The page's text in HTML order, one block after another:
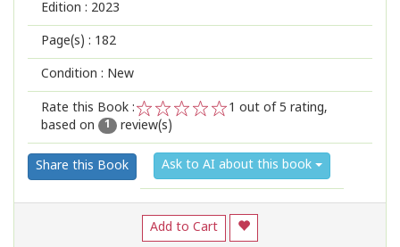
Edition : 2023
Page(s) : 182
Condition : New
Rate this Book :
2
1
1 out of 5 rating,
based on
1 review(s)
Share this Book Ask to AI about this book
Add to Cart